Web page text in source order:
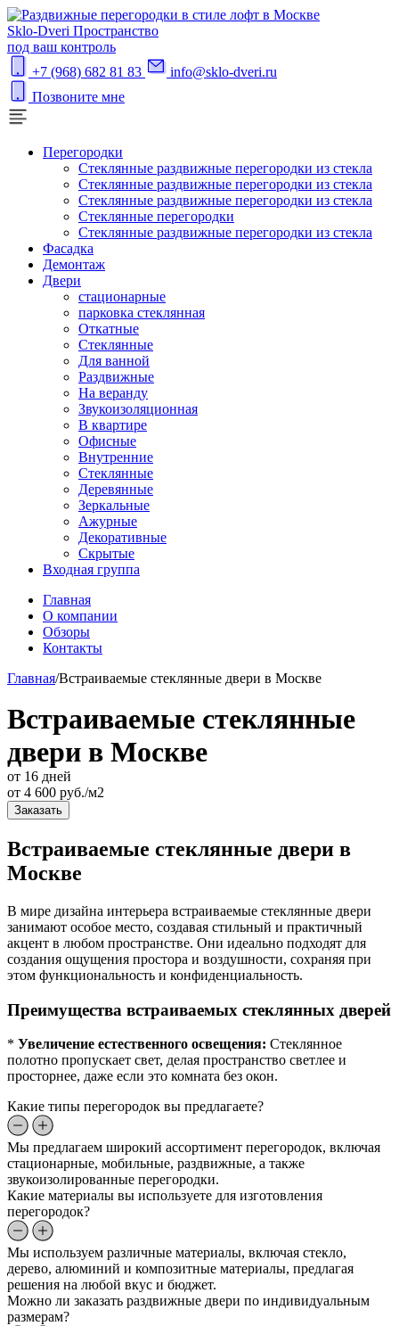
Sklo-Dveri Пространство
под ваш контроль
+7 (968) 682 81 83
info@sklo-dveri.ru
Позвоните мне
Перегородки
Стеклянные раздвижные перегородки из стекла
Стеклянные раздвижные перегородки из стекла
Стеклянные раздвижные перегородки из стекла
Стеклянные перегородки
Стеклянные раздвижные перегородки из стекла
Фасадка
Демонтаж
Двери
стационарные
парковка стеклянная
Откатные
Стеклянные
Для ванной
Раздвижные
На веранду
Звукоизоляционная
В квартире
Офисные
Внутренние
Стеклянные
Деревянные
Зеркальные
Ажурные
Декоративные
Скрытые
Входная группа
Главная
О компании
Обзоры
Контакты
Главная/Встраиваемые стеклянные двери в Москве
Встраиваемые стеклянные
двери в Москве
от 16 дней
от 4 600 руб./м2
Заказать
Встраиваемые стеклянные двери в
Москве
В мире дизайна интерьера встраиваемые стеклянные двери
занимают особое место, создавая стильный и практичный
акцент в любом пространстве. Они идеально подходят для
создания ощущения простора и воздушности, сохраняя при
этом функциональность и конфиденциальность.
Преимущества встраиваемых стеклянных дверей
* Увеличение естественного освещения: Стеклянное
полотно пропускает свет, делая пространство светлее и
просторнее, даже если это комната без окон.
Какие типы перегородок вы предлагаете?
Мы предлагаем широкий ассортимент перегородок, включая
стационарные, мобильные, раздвижные, а также
звукоизолированные перегородки.
Какие материалы вы используете для изготовления
перегородок?
Мы используем различные материалы, включая стекло,
дерево, алюминий и композитные материалы, предлагая
решения на любой вкус и бюджет.
Можно ли заказать раздвижные двери по индивидуальным
размерам?